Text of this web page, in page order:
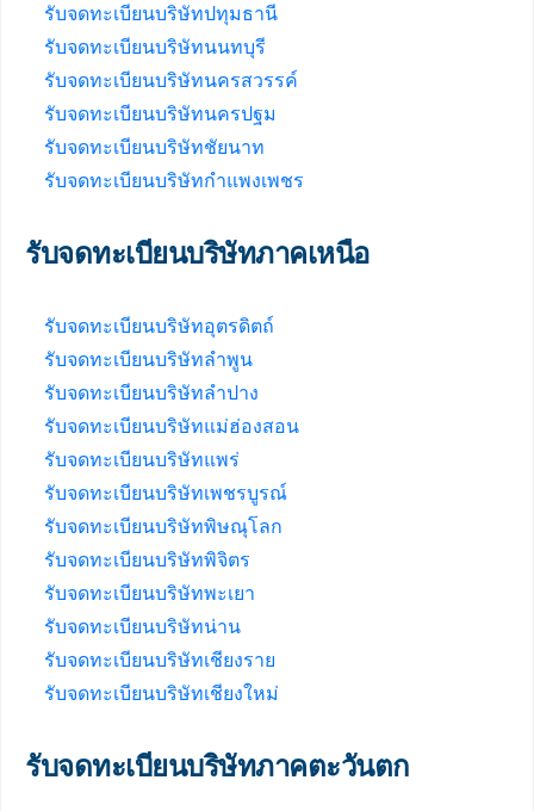
รับจดทะเบียนบริษัทปทุมธานี
รับจดทะเบียนบริษัทนนทบุรี
รับจดทะเบียนบริษัทนครสวรรค์
รับจดทะเบียนบริษัทนครปฐม
รับจดทะเบียนบริษัทชัยนาท
รับจดทะเบียนบริษัทกำแพงเพชร
รับจดทะเบียนบริษัทภาคเหนือ
รับจดทะเบียนบริษัทอุตรดิตถ์
รับจดทะเบียนบริษัทลำพูน
รับจดทะเบียนบริษัทลำปาง
รับจดทะเบียนบริษัทแม่ฮ่องสอน
รับจดทะเบียนบริษัทแพร่
รับจดทะเบียนบริษัทเพชรบูรณ์
รับจดทะเบียนบริษัทพิษณุโลก
รับจดทะเบียนบริษัทพิจิตร
รับจดทะเบียนบริษัทพะเยา
รับจดทะเบียนบริษัทน่าน
รับจดทะเบียนบริษัทเชียงราย
รับจดทะเบียนบริษัทเชียงใหม่
รับจดทะเบียนบริษัทภาคตะวันตก